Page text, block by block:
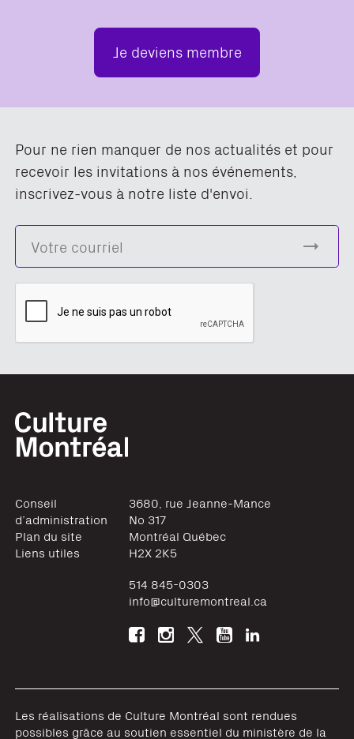
Je deviens membre
Pour ne rien manquer de nos actualités et pour
recevoir les invitations à nos événements,
inscrivez-vous à notre liste d'envoi.
Conseil
d’administration
Plan du site
Liens utiles
3680, rue Jeanne-Mance
No 317
Montréal Québec
H2X 2K5
514 845-0303
info@culturemontreal.ca
Les réalisations de Culture Montréal sont rendues
possibles grâce au soutien essentiel du ministère de la